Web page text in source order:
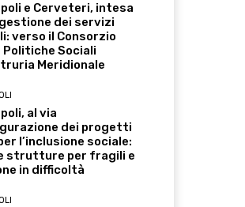
e Cerveteri, intesa
dei servizi
verso il Consorzio
Politiche Sociali
Meridionale
al via
dei progetti
l’inclusione sociale:
strutture per fragili e
in difficoltà